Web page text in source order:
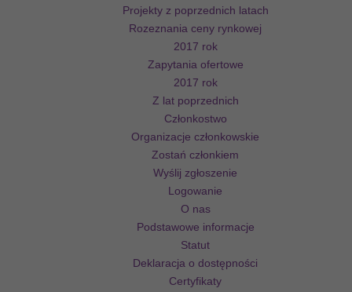
Projekty z poprzednich latach
Rozeznania ceny rynkowej
2017 rok
Zapytania ofertowe
2017 rok
Z lat poprzednich
Członkostwo
Organizacje członkowskie
Zostań członkiem
Wyślij zgłoszenie
Logowanie
O nas
Podstawowe informacje
Statut
Deklaracja o dostępności
Certyfikaty